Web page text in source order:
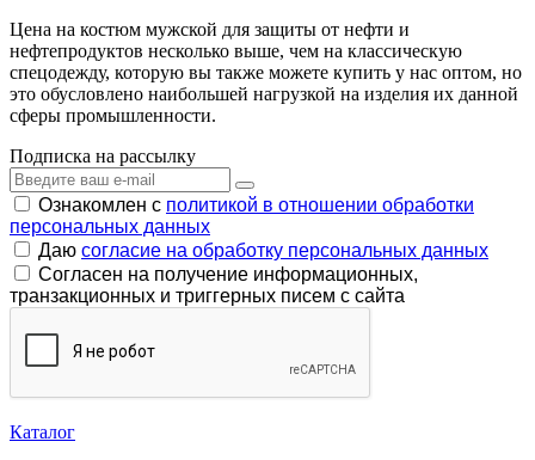
Цена на костюм мужской для защиты от нефти и
нефтепродуктов несколько выше, чем на классическую
спецодежду, которую вы также можете купить у нас оптом, но
это обусловлено наибольшей нагрузкой на изделия их данной
сферы промышленности.
Подписка на рассылку
Ознакомлен с политикой в отношении обработки
персональных данных
Даю согласие на обработку персональных данных
Согласен на получение информационных,
транзакционных и триггерных писем с сайта
Каталог